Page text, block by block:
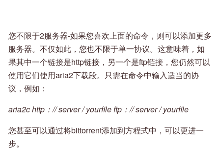
您不限于2服务器-如果您喜欢上面的命令，则可以添加更多
服务器。不仅如此，您也不限于单一协议。这意味着，如
果其中一个链接是http链接，另一个是ftp链接，您仍然可以
使用它们使用aria2下载段。只需在命令中输入适当的协
议，例如：
aria2c http：// server / yourfile ftp：// server / yourfile
您甚至可以通过将bittorrent添加到方程式中，可以更进一
步。